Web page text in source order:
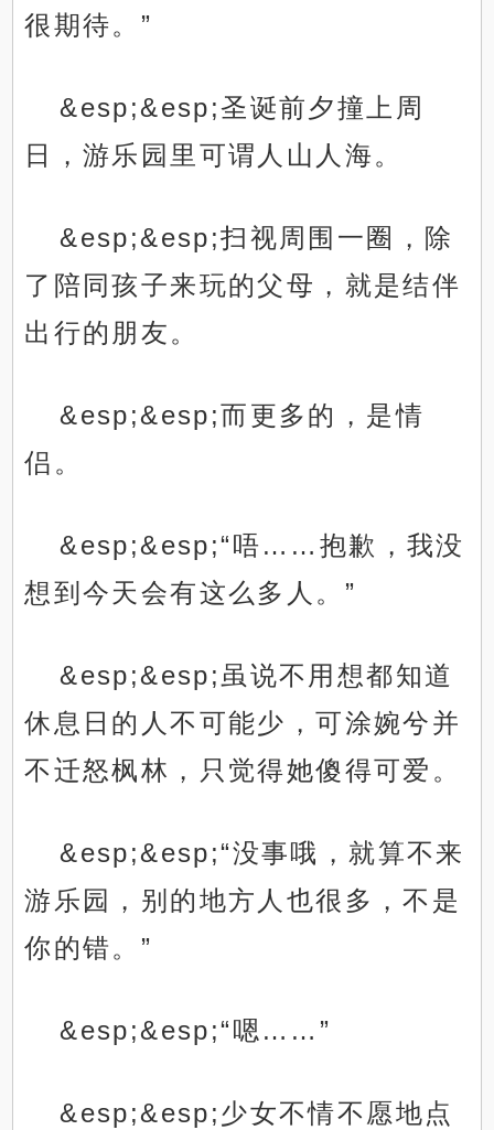
很期待。”
&esp;&esp;圣诞前夕撞上周
日，游乐园里可谓人山人海。
&esp;&esp;扫视周围一圈，除
了陪同孩子来玩的父母，就是结伴
出行的朋友。
&esp;&esp;而更多的，是情
侣。
&esp;&esp;“唔……抱歉，我没
想到今天会有这么多人。”
&esp;&esp;虽说不用想都知道
休息日的人不可能少，可涂婉兮并
不迁怒枫林，只觉得她傻得可爱。
&esp;&esp;“没事哦，就算不来
游乐园，别的地方人也很多，不是
你的错。”
&esp;&esp;“嗯……”
&esp;&esp;少女不情不愿地点